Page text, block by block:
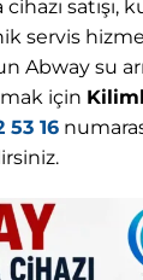
satışı,
servis
Abway su
için
53 16